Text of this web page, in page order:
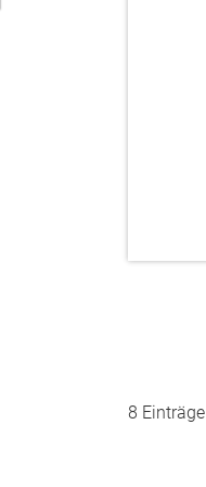
8 Einträge